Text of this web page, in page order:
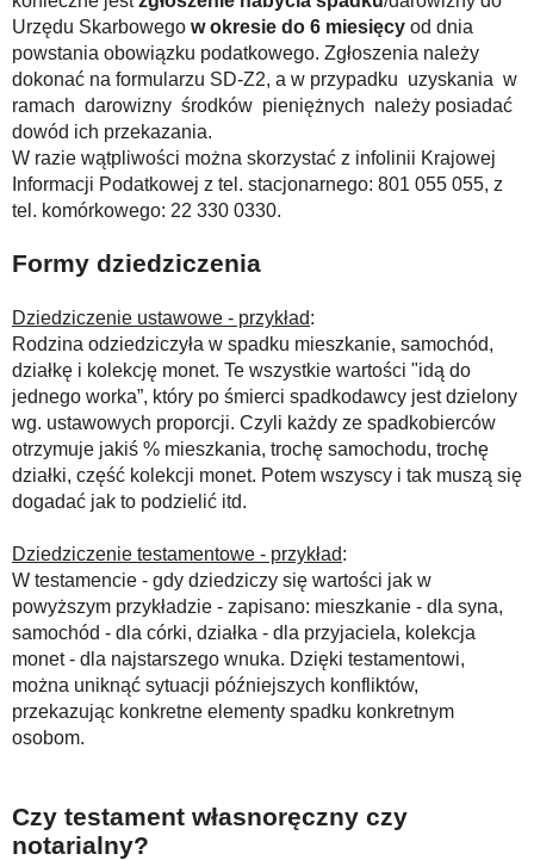
Urzędu Skarbowego w okresie do 6 miesięcy od dnia
powstania obowiązku podatkowego. Zgłoszenia należy
dokonać na formularzu SD-Z2, a w przypadku uzyskania w
ramach darowizny środków pieniężnych należy posiadać
dowód ich przekazania.
W razie wątpliwości można skorzystać z infolinii Krajowej
Informacji Podatkowej z tel. stacjonarnego: 801 055 055, z
tel. komórkowego: 22 330 0330.
Formy dziedziczenia
Dziedziczenie ustawowe - przykład:
Rodzina odziedziczyła w spadku mieszkanie, samochód,
działkę i kolekcję monet. Te wszystkie wartości "idą do
jednego worka”, który po śmierci spadkodawcy jest dzielony
wg. ustawowych proporcji. Czyli każdy ze spadkobierców
otrzymuje jakiś % mieszkania, trochę samochodu, trochę
działki, część kolekcji monet. Potem wszyscy i tak muszą się
dogadać jak to podzielić itd.
Dziedziczenie testamentowe - przykład:
W testamencie - gdy dziedziczy się wartości jak w
powyższym przykładzie - zapisano: mieszkanie - dla syna,
samochód - dla córki, działka - dla przyjaciela, kolekcja
monet - dla najstarszego wnuka. Dzięki testamentowi,
można uniknąć sytuacji późniejszych konfliktów,
przekazując konkretne elementy spadku konkretnym
osobom.
Czy testament własnoręczny czy
notarialny?